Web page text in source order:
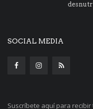
SOCIAL MEDIA
Suscríbete aquí para